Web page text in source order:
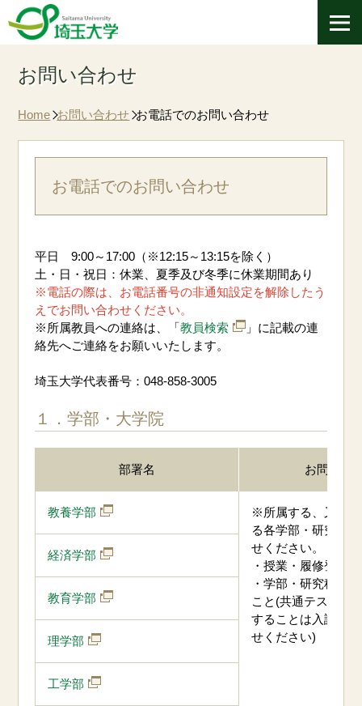
お問い合わせ
Home お問い合わせ お電話でのお問い合わせ
お電話でのお問い合わせ
平日 9:00～17:00（※12:15～13:15を除く）
土・日・祝日：休業、夏季及び冬季に休業期間あり
※電話の際は、お電話番号の非通知設定を解除したう
えでお問い合わせください。
※所属教員への連絡は、「教員検索
」に記載の連
絡先へご連絡をお願いいたします。
埼玉大学代表番号：048-858-3005
１．学部・大学院
部署名 お問合せ
教養学部
※所属する、又は
る各学部・研究科
せください。
・授業・履修登録
・学部・研究科の
こと(共通テストや
することは入試課
せください)
経済学部
教育学部
理学部
工学部